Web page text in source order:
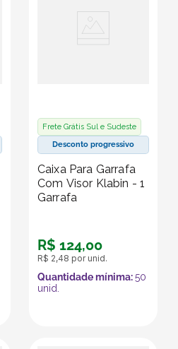
Frete Grátis Sul e Sudeste
Desconto progressivo
Caixa Para Garrafa
Com Visor Klabin - 1
Garrafa
R$ 124,00
R$ 2,48 por unid.
Quantidade mínima:50
unid.